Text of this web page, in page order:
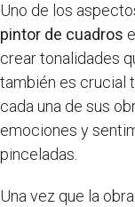
Uno de los
pintor de cuadros
crear tonalidades
también es crucial
cada una de sus
emociones y
pinceladas.
Una vez que la